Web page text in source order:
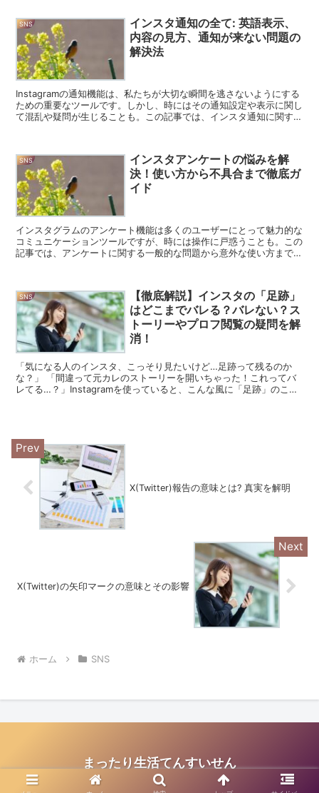
SNS
インスタ通知の全て: 英語表示、
内容の見方、通知が来ない問題の
解決法
Instagramの通知機能は、私たちが大切な瞬間を逃さないようにする
ための重要なツールです。しかし、時にはその通知設定や表示に関し
て混乱や疑問が生じることも。この記事では、インスタ通知に関する
SNS
インスタアンケートの悩みを解
決！使い方から不具合まで徹底ガ
イド
インスタグラムのアンケート機能は多くのユーザーにとって魅力的な
コミュニケーションツールですが、時には操作に戸惑うことも。この
記事では、アンケートに関する一般的な問題から意外な使い方まで、
SNS
【徹底解説】インスタの「足跡」
はどこまでバレる？バレない？ス
トーリーやプロフ閲覧の疑問を解
消！
「気になる人のインスタ、こっそり見たいけど…足跡って残るのか
な？」 「間違って元カレのストーリーを開いちゃった！これってバ
レてる…？」Instagramを使っていると、こんな風に「足跡」のこと
X(Twitter)報告の意味とは? 真実を解明
X(Twitter)の矢印マークの意味とその影響
ホーム SNS
まったり生活てんすいせん
© 2020 まったり生活てんすいせん.